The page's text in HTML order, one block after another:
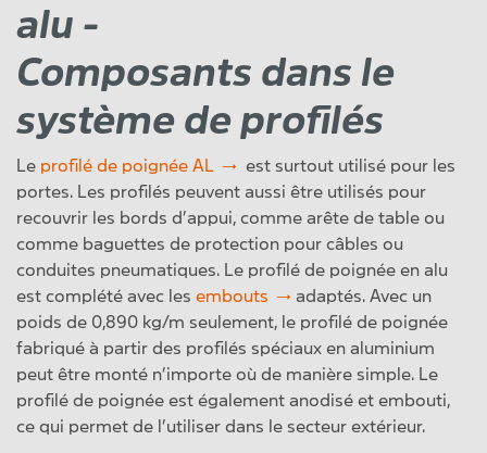
alu -
Composants dans le
système de profilés
Le profilé de poignée AL
est surtout utilisé pour les
portes. Les profilés peuvent aussi être utilisés pour
recouvrir les bords d’appui, comme arête de table ou
comme baguettes de protection pour câbles ou
conduites pneumatiques. Le profilé de poignée en alu
est complété avec les embouts
adaptés. Avec un
poids de 0,890 kg/m seulement, le profilé de poignée
fabriqué à partir des profilés spéciaux en aluminium
peut être monté n’importe où de manière simple. Le
profilé de poignée est également anodisé et embouti,
ce qui permet de l’utiliser dans le secteur extérieur.